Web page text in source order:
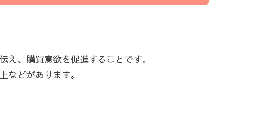
、購買意欲を促進することです。
どがあります。